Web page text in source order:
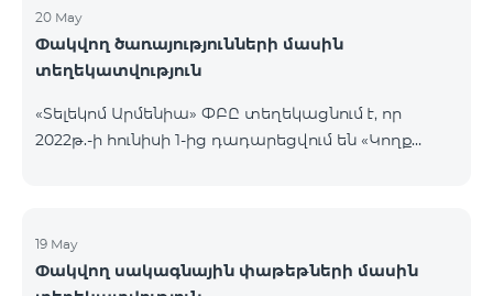
երկարացման հնարավորությունը: Ինչպես նաև
դադարեցվում է «Սիրելի համարներ»
ծառայության նոր միացումները և գործողությունը։
20 May
Փակվող ծառայությունների մասին
տեղեկատվություն
«Տելեկոմ Արմենիա» ՓԲԸ տեղեկացնում է, որ
2022թ.-ի հունիսի 1-ից դադարեցվում են «Կողք
երկարացման հնարավորությունը: Ինչպես նաև
դադարեցվում է «Սիրելի համարներ»
19 May
Փակվող սակագնային փաթեթների մասին